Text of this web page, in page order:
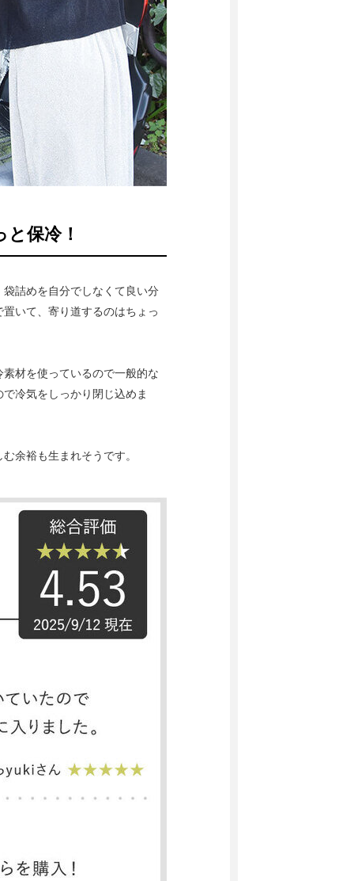
保冷！
詰めを自分でしなくて良い分
いて、寄り道するのはちょっ
材を使っているので一般的な
冷気をしっかり閉じ込めま
余裕も生まれそうです。